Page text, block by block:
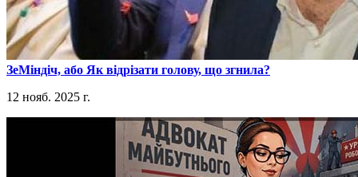
​ЗеМіндіч, або Як відрізати голову, що згнила?
12 нояб. 2025 г.